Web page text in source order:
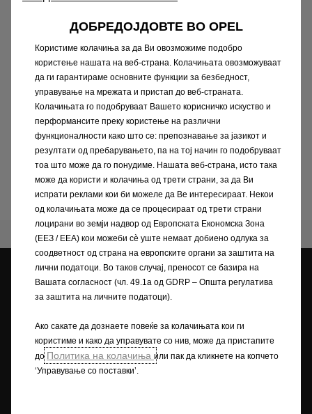
оштетувања или гребнатини при паркирање
на возилото. Но, благодарение на нашата
иновативна техника за распрскување на
боите, можеме брзо да поправиме поголеми
места на оштетена боја на каросеријата.
Локализираната поправка на бојата е
флексибилна, економична и штеди време.
Закажете веднаш
Регистрирајте се на
Opel дилери
Побарајте сервис Побарајте понуда
ДОБРЕДОЈДОВТЕ ВО OPEL
Користиме колачиња за да Ви овозможиме подобро
користење нашата на веб-страна. Колачињата овозможуваат
да ги гарантираме основните функции за безбедност,
управување на мрежата и пристап до веб-страната.
Колачињата го подобруваат Вашето корисничко искуство и
перформансите преку користење на различни
функционалности како што се: препознавање за јазикот и
резултати од пребарувањето, па на тој начин го подобруваат
тоа што може да го понудиме. Нашата веб-страна, исто така
може да користи и колачиња од трети страни, за да Ви
испрати реклами кои би можеле да Ве интересираат. Некои
од колачињата може да се процесираат од трети страни
лоцирани во земји надвор од Европската Економска Зона
(ЕЕЗ / EEA) кои можеби сѐ уште немаат добиено одлука за
соодветност од страна на европските органи за заштита на
лични податоци. Во таков случај, преносот се базира на
Вашата согласност (чл. 49.1а од GDRP – Општа регулатива
за заштита на личните податоци).
Ако сакате да дознаете повеќе за колачињата кои ги
користиме и како да управувате со нив, може да пристапите
до Политика на колачиња или пак да кликнете на копчето
‘Управување со поставки’.